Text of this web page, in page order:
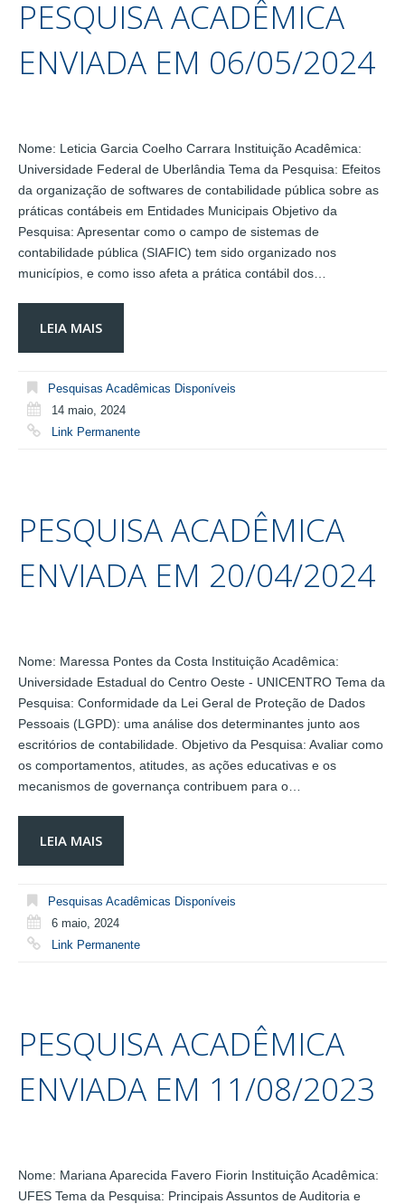
PESQUISA ACADÊMICA
ENVIADA EM 06/05/2024
Nome: Leticia Garcia Coelho Carrara Instituição Acadêmica:
Universidade Federal de Uberlândia Tema da Pesquisa: Efeitos
da organização de softwares de contabilidade pública sobre as
práticas contábeis em Entidades Municipais Objetivo da
Pesquisa: Apresentar como o campo de sistemas de
contabilidade pública (SIAFIC) tem sido organizado nos
municípios, e como isso afeta a prática contábil dos…
LEIA MAIS
Pesquisas Acadêmicas Disponíveis
14 maio, 2024
Link Permanente
PESQUISA ACADÊMICA
ENVIADA EM 20/04/2024
Nome: Maressa Pontes da Costa Instituição Acadêmica:
Universidade Estadual do Centro Oeste - UNICENTRO Tema da
Pesquisa: Conformidade da Lei Geral de Proteção de Dados
Pessoais (LGPD): uma análise dos determinantes junto aos
escritórios de contabilidade. Objetivo da Pesquisa: Avaliar como
os comportamentos, atitudes, as ações educativas e os
mecanismos de governança contribuem para o…
LEIA MAIS
Pesquisas Acadêmicas Disponíveis
6 maio, 2024
Link Permanente
PESQUISA ACADÊMICA
ENVIADA EM 11/08/2023
Nome: Mariana Aparecida Favero Fiorin Instituição Acadêmica:
UFES Tema da Pesquisa: Principais Assuntos de Auditoria e